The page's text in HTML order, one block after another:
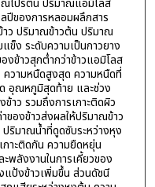
ปีของการหลอมผลึกสาร
าว ปริมาณข้าวต้น ปริมาณ
ง ระดับความเป็นกาวยาง
งข้าวสุกต่ำกว่าข้าวแอมิโลส
วามหนืดสูงสุด ความหนืดที่
อุณหภูมิสุดท้าย และช่วง
าว รวมถึงการเกาะติดผิว
ของข้าวส่งผลให้ปริมาณข้าว
ปริมาณน้ำที่ดูดซับระหว่างหุง
าะติดกัน ความยืดหยุ่น
พลังงานในการเคี้ยวของ
ป้งข้าวเพิ่มขึ้น ส่วนดัชนี